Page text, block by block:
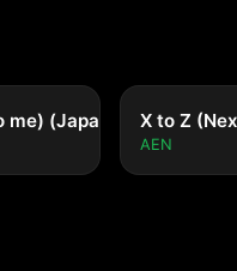
me) (Japanese ver.)
X to Z
AEN